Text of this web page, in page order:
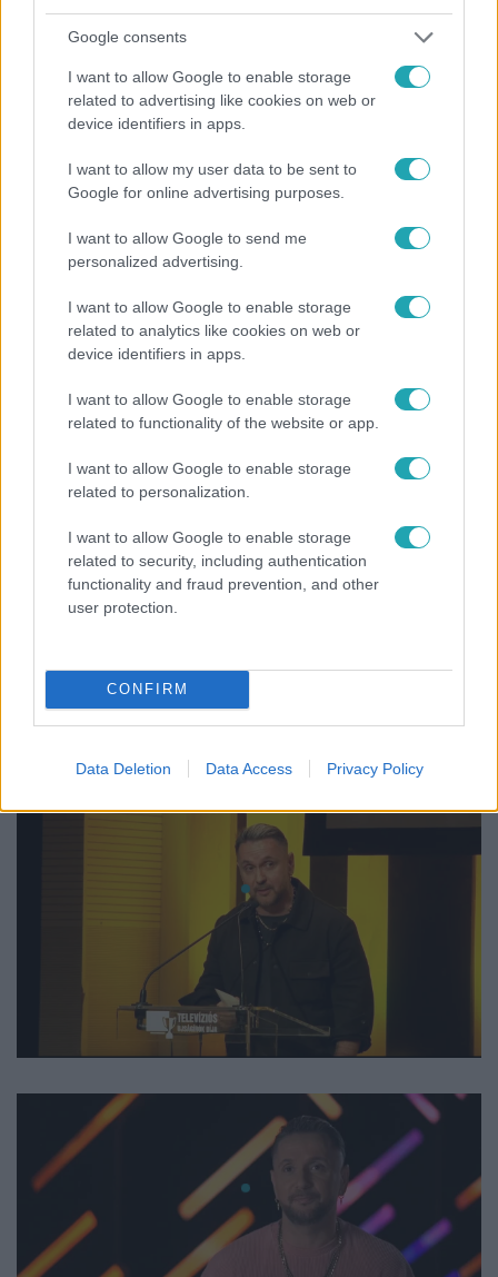
Google consents
I want to allow Google to enable storage
related to advertising like cookies on web or
device identifiers in apps.
I want to allow my user data to be sent to
Google for online advertising purposes.
I want to allow Google to send me
personalized advertising.
I want to allow Google to enable storage
related to analytics like cookies on web or
device identifiers in apps.
I want to allow Google to enable storage
related to functionality of the website or app.
I want to allow Google to enable storage
related to personalization.
I want to allow Google to enable storage
related to security, including authentication
functionality and fraud prevention, and other
user protection.
CONFIRM
Data Deletion Data Access Privacy Policy
Magánélet: Család és harmónia
Dundika, akivel 2010 óta él boldog kapcsolatban.
Két gyermekük született, Marián és Olivér, akik
számára a legfontosabbak. A rapper gyakran oszt
meg családi pillanatokat Instagram-oldalán, ahol
több százezres követőtáborral rendelkezik3.
Érdekességek Majkáról
Majka Ózdon született, és fiatalon
épületvillamossági szerelőnek tanult.
A Csurran, cseppen című dalát Gálvölgyi János
iselszavaltasajátos stílusban.
Szenvedélyesen támogatja a fiatal
generációt.
Az RTL-hez való visszatérését az egyik legjobb